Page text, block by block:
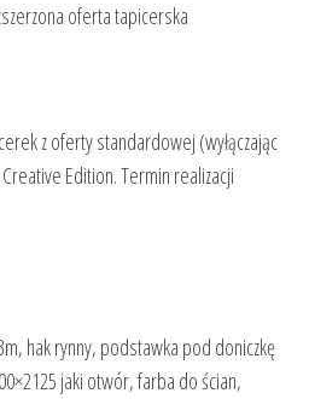
oferta tapicerska
z oferty standardowej (wyłączając
Edition. Termin realizacji
hak rynny, podstawka pod doniczkę
jaki otwór, farba do ścian,